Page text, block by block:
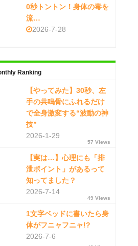
0秒トントン！身体の毒を
流…
2026-7-28
Ranking
【やってみた】30秒、左
手の共鳴骨にふれるだけ
で全身激変する“波動の神
技”
2026-1-29
57 Views
【実は…】心理にも「排
泄ポイント」があるって
知ってました？
2026-7-14
49 Views
1文字ベッドに書いたら身
体がフニャフニャ!?
2026-7-6